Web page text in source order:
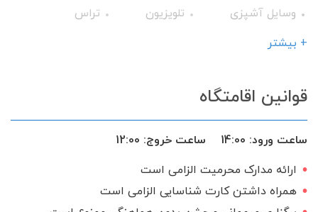
وسایل آشپزی
تلویزیون
تراس
حمام
ظروف آشپزخانه
+ بیشتر
قوانین اقامتگاه
ساعت ورود: 14:00 ساعت خروج: 12:00
ارائه مدارک محرمیت الزامی است
همراه داشتن کارت شناسایی الزامی است